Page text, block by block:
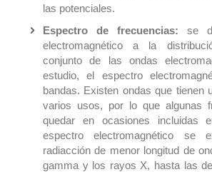
las potenciales.
Espectro de frecuencias: se
electromagnético a la
conjunto de las ondas
estudio, el espectro
bandas. Existen ondas que tienen
varios usos, por lo que algunas
quedar en ocasiones incluidas
espectro electromagnético se
radiacción de menor longitud de
gamma y los rayos X, hasta las